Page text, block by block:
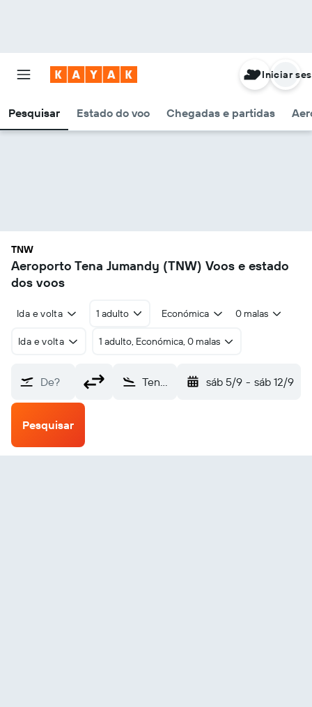
Pesquisar Estado do voo Chegadas e partidas
Iniciar
TNW
Aeroporto Tena Jumandy (TNW) Voos e estado
dos voos
Ida e volta 1 adulto Económica 0 malas
Ida e volta 1 adulto, Económica, 0 malas
De? Tena Jumandy (TNW) sáb 5/9 - sáb 12/9
Pesquisar